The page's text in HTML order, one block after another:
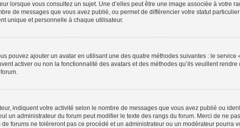
lorsque vous consultez un sujet. Une d’elles peut être une image associée à votre
de messages que vous avez publié, ou permet de différencier votre statut
unique et personnelle à chaque utilisateur.
pouvez ajouter un avatar en utilisant une des quatre méthodes suivantes : le
activer ou non la fonctionnalité des avatars et des méthodes qu’ils veuillent
indiquent votre activité selon le nombre de messages que vous avez publié ou
un administrateur du forum peut modifier le texte des rangs du forum. Merci de ne
forums ne toléreront pas ce procédé et un administrateur ou un modérateur pourra